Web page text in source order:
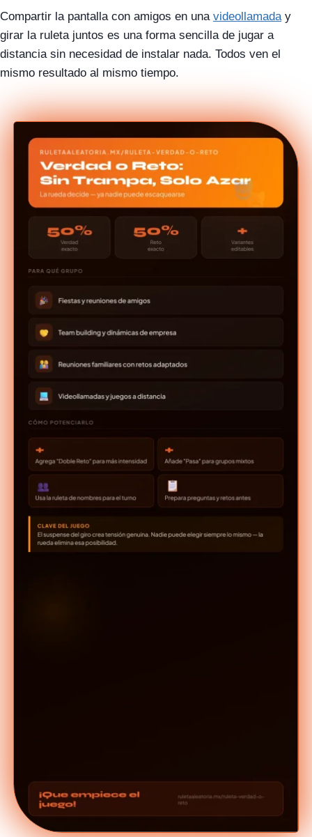
Compartir la pantalla con amigos en una videollamaday
girar la ruleta juntos es una forma sencilla de jugar a
distancia sin necesidad de instalar nada. Todos ven el
mismo resultado al mismo tiempo.